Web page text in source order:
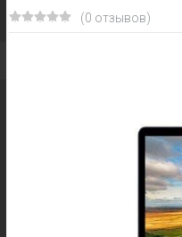
(0 отзывов)